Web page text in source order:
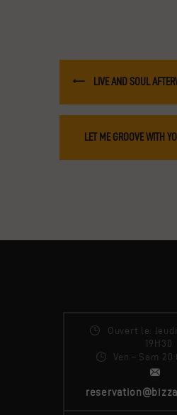
LIVE AND SOUL
LET ME GROOVE WITH
Ouvert le:
19H30
Ven – Sam